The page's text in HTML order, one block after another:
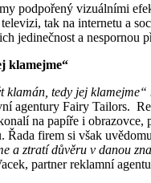
podpořený vizuálními
tak na internetu a
jedinečnost a nespornou
klamejme“
klamán, tedy jej
agentury Fairy Tailors.
na papíře i obrazovce,
Řada firem si však
a ztratí důvěru v danou
partner reklamní